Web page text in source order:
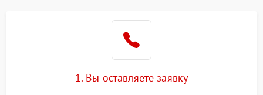
1. Вы оставляете заявку